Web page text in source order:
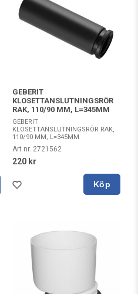
GEBERIT
KLOSETTANSLUTNINGSRÖR
RAK, 110/90 MM, L=345MM
GEBERIT
KLOSETTANSLUTNINGSRÖR RAK,
110/90 MM, L=345MM
Art nr. 2721562
220 kr
Köp